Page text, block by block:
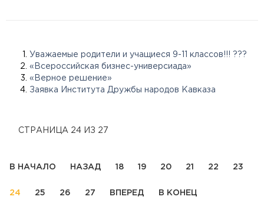
Уважаемые родители и учащиеся 9-11 классов!!! ???
«Всероссийская бизнес-универсиада»
«Верное решение»
Заявка Института Дружбы народов Кавказа
СТРАНИЦА 24 ИЗ 27
В НАЧАЛО НАЗАД 18 19 20 21 22 23
24 25 26 27 ВПЕРЕД В КОНЕЦ